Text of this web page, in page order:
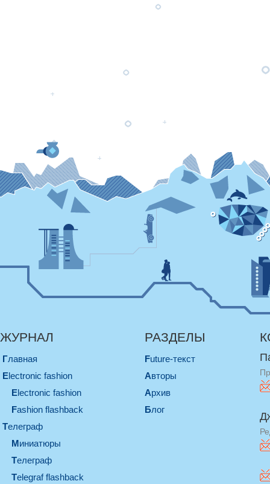
ЖУРНАЛ
Главная
electronic fashion
electronic fashion
Fashion flashback
телеграф
миниатюры
телеграф
Telegraf flashback
РАЗДЕЛЫ
Future-текст
Авторы
Архив
Блог